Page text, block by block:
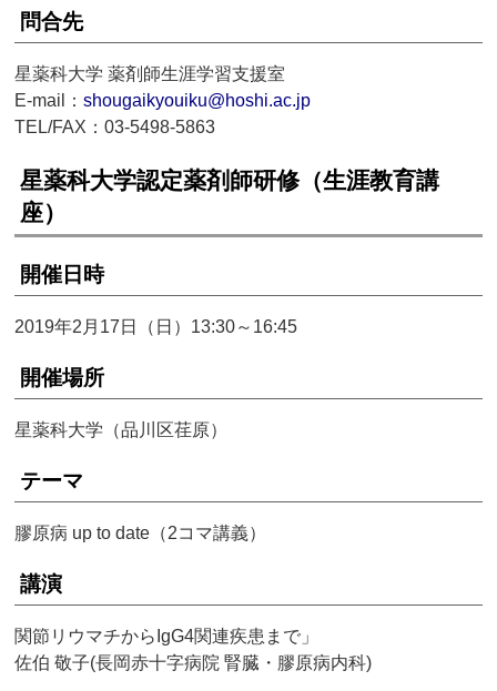
問合先
星薬科大学 薬剤師生涯学習支援室
E-mail：shougaikyouiku@hoshi.ac.jp
TEL/FAX：03-5498-5863
星薬科大学認定薬剤師研修（生涯教育講
座）
開催日時
2019年2月17日（日）13:30～16:45
開催場所
星薬科大学（品川区荏原）
テーマ
膠原病 up to date（2コマ講義）
講演
関節リウマチからIgG4関連疾患まで」
佐伯 敬子(長岡赤十字病院 腎臓・膠原病内科)